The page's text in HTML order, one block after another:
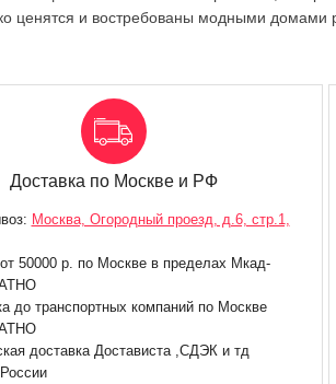
ценятся и востребованы модными домами
Доставка по Москве и РФ
Москва, Огородный проезд, д.6, стр.1,
50000 р. по Москве в пределах Мкад-
до транспортных компаний по Москве
доставка Достависта ,СДЭК и тд